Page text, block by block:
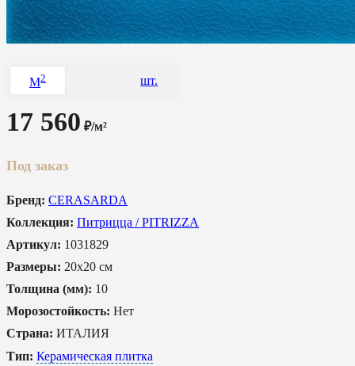
M2 шт.
17 560 ₽/м²
Под заказ
Бренд: CERASARDA
Коллекция: Питрицца / PITRIZZA
Артикул: 1031829
Размеры: 20x20 см
Толщина (мм): 10
Морозостойкость: Нет
Страна: ИТАЛИЯ
Тип: Керамическая плитка